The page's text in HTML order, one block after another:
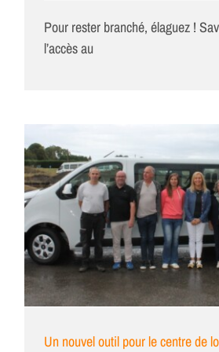
Pour rester branché, élaguez !
l’accès au
Un nouvel outil pour le centre de